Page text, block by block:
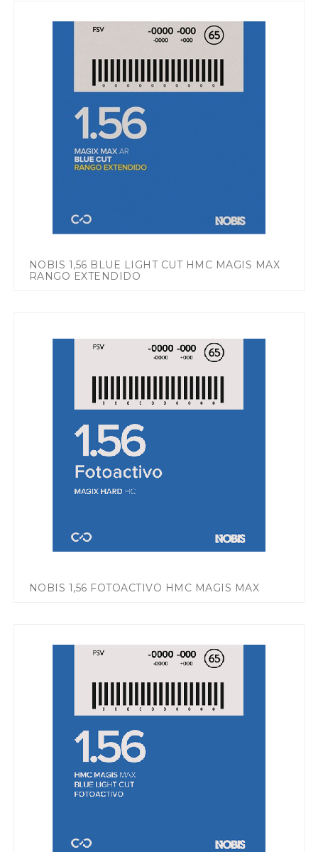
NOBIS 1,56 BLUE LIGHT CUT HMC MAGIS MAX
RANGO EXTENDIDO
NOBIS 1,56 FOTOACTIVO HMC MAGIS MAX